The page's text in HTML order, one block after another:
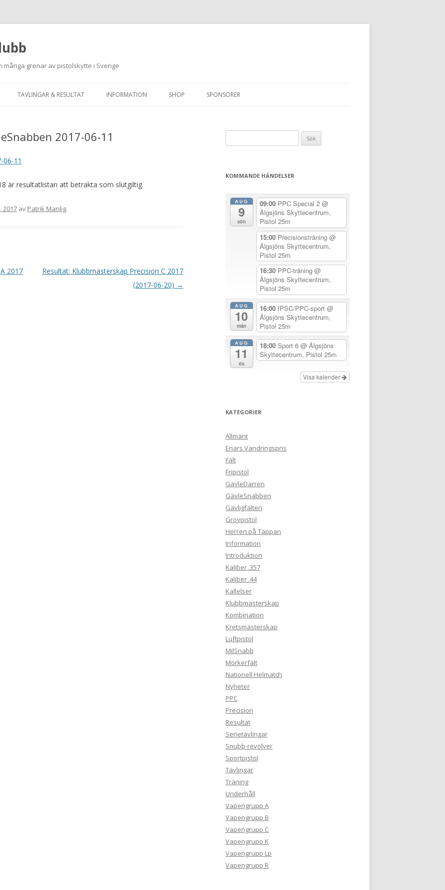
många grenar av pistolskytte i Sverige
till
TÄVLINGAR & RESULTAT
SKJUTPROGRAM 2026
INFORMATION
BRA ATT HA LÄNKAR – VAPEN MM
SHOP SPONSORER
2017-06-11
06-11
är resultatlistan att betrakta som slutgiltig.
2017 av Patrik Manlig.
2017
Resultat: Klubbmästerskap Precision C 2017
(2017-06-20) →
efter:
KOMMANDE HÄNDELSER
AUG
9
sön
09:00 PPC Special 2 @
Älgsjöns Skyttecentrum,
Pistol 25m
15:00 Precisionsträning @
Älgsjöns Skyttecentrum,
Pistol 25m
16:30 PPC-träning @
Älgsjöns Skyttecentrum,
Pistol 25m
AUG
10
mån
16:00 IPSC/PPC-sport @
Älgsjöns Skyttecentrum,
Pistol 25m
AUG
11
tis
18:00 Sport 6 @ Älgsjöns
Skyttecentrum, Pistol 25m
Visa kalender
KATEGORIER
Allmänt
Enars Vandringspris
Fält
Fripistol
GävleDarren
GävleSnabben
Gävligfälten
Grovpistol
Herren på Täppan
Information
Introduktion
Kaliber .357
Kaliber .44
Kallelser
Klubbmästerskap
Kombination
Kretsmästerskap
Luftpistol
MilSnabb
Mörkerfält
Nationell Helmatch
Nyheter
PPC
Precision
Resultat
Serietävlingar
Snubb-revolver
Sportpistol
Tävlingar
Träning
Underhåll
Vapengrupp A
Vapengrupp B
Vapengrupp C
Vapengrupp K
Vapengrupp Lp
Vapengrupp R